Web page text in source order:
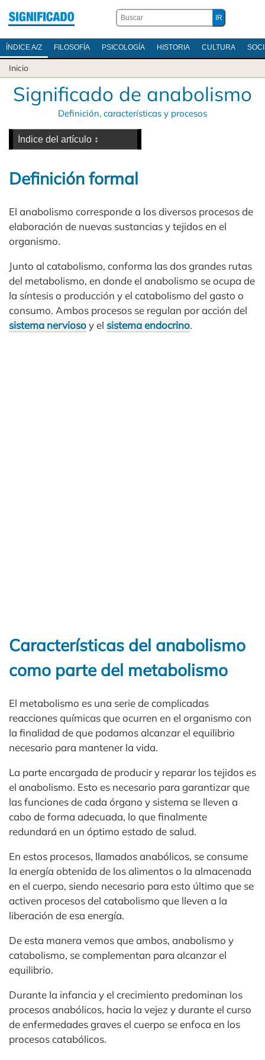
ÍNDICE A/Z FILOSOFÍA PSICOLOGÍA HISTORIA CULTURA
Inicio
Significado de anabolismo
Definición, características y procesos
Definición formal
El anabolismo corresponde a los diversos procesos de
elaboración de nuevas sustancias y tejidos en el
organismo.
Junto al catabolismo, conforma las dos grandes rutas
del metabolismo, en donde el anabolismo se ocupa de
la síntesis o producción y el catabolismo del gasto o
consumo. Ambos procesos se regulan por acción del
sistema nerviosoy el sistema endocrino.
Características del anabolismo
como parte del metabolismo
El metabolismo es una serie de complicadas
reacciones químicas que ocurren en el organismo con
la finalidad de que podamos alcanzar el equilibrio
necesario para mantener la vida.
La parte encargada de producir y reparar los tejidos es
el anabolismo. Esto es necesario para garantizar que
las funciones de cada órgano y sistema se lleven a
cabo de forma adecuada, lo que finalmente
redundará en un óptimo estado de salud.
En estos procesos, llamados anabólicos, se consume
la energía obtenida de los alimentos o la almacenada
en el cuerpo, siendo necesario para esto último que se
activen procesos del catabolismo que lleven a la
liberación de esa energía.
De esta manera vemos que ambos, anabolismo y
catabolismo, se complementan para alcanzar el
equilibrio.
Durante la infancia y el crecimiento predominan los
procesos anabólicos, hacia la vejez y durante el curso
de enfermedades graves el cuerpo se enfoca en los
procesos catabólicos.